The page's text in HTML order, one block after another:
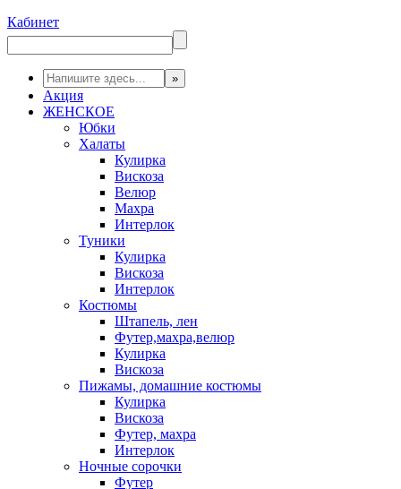
Кабинет
Акция
ЖЕНСКОЕ
Юбки
Халаты
Кулирка
Вискоза
Велюр
Махра
Интерлок
Туники
Кулирка
Вискоза
Интерлок
Костюмы
Штапель, лен
Футер,махра,велюр
Кулирка
Вискоза
Пижамы, домашние костюмы
Кулирка
Вискоза
Футер, махра
Интерлок
Ночные сорочки
Футер